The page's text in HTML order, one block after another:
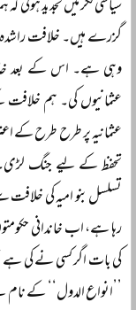
سیاسی فکر میں تجدید ہوئی
گزرے ہیں۔ خلافت راشدہ
وہی ہے۔ اس کے بعد
عثمانیوں کی۔ ہم
عثمانیہ پر طرح طرح کے
تحفظ کے لیے جنگ لڑی۔
تسلسل بنو امیہ کی
رہا ہے، اب خاندانی
کی بات اگر کسی نے کی
’’انواع الدول‘‘ کے